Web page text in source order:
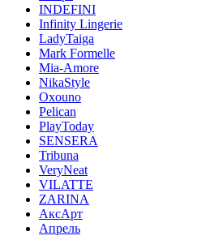
INDEFINI
Infinity Lingerie
LadyTaiga
Mark Formelle
Mia-Amore
NikaStyle
Oxouno
Pelican
PlayToday
SENSERA
Tribuna
VeryNeat
VILATTE
ZARINA
АксАрт
Апрель